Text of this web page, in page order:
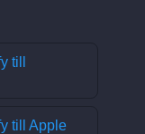
till
till Apple